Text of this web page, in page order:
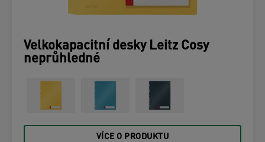
Velkokapacitní desky Leitz Cosy
neprůhledné
VÍCE O PRODUKTU